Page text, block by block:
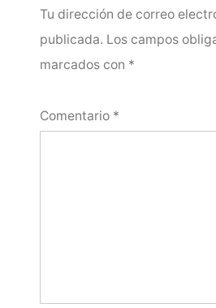
Tu dirección de correo
publicada. Los campos
marcados con *
Comentario *